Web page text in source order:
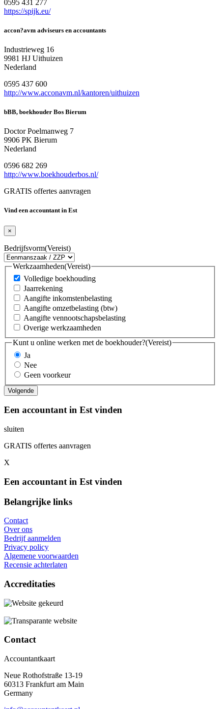
0595 431 277
https://spijk.eu/
accon?avm adviseurs en accountants
Industrieweg 16
9981 HJ Uithuizen
Nederland
0595 437 600
http://www.acconavm.nl/kantoren/uithuizen
bBB, boekhouder Bos Bierum
Doctor Poelmanweg 7
9906 PK Bierum
Nederland
0596 682 269
http://www.boekhouderbos.nl/
GRATIS offertes aanvragen
Vind een accountant in Est
×
Bedrijfsvorm(Vereist)
Werkzaamheden(Vereist)
Volledige boekhouding
Jaarrekening
Aangifte inkomstenbelasting
Aangifte omzetbelasting (btw)
Aangifte vennootschapsbelasting
Overige werkzaamheden
Kunt u online werken met de boekhouder?(Vereist)
Ja
Nee
Geen voorkeur
Een accountant in Est vinden
sluiten
GRATIS offertes aanvragen
X
Een accountant in Est vinden
Belangrijke links
Contact
Over ons
Bedrijf aanmelden
Privacy policy
Algemene voorwaarden
Recensie achterlaten
Accreditaties
Contact
Accountantkaart
Neue Rothofstraße 13-19
60313 Frankfurt am Main
Germany